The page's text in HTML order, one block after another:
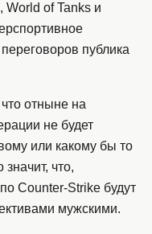
World of Tanks и
публика
отныне на
не будет
или какому бы то
что,
Counter-Strike будут
мужскими.